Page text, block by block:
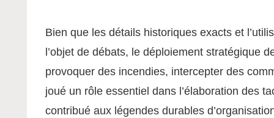
Bien que les détails historiques exacts et
l’objet de débats, le déploiement stratégique
provoquer des incendies, intercepter des
joué un rôle essentiel dans l’élaboration des
contribué aux légendes durables